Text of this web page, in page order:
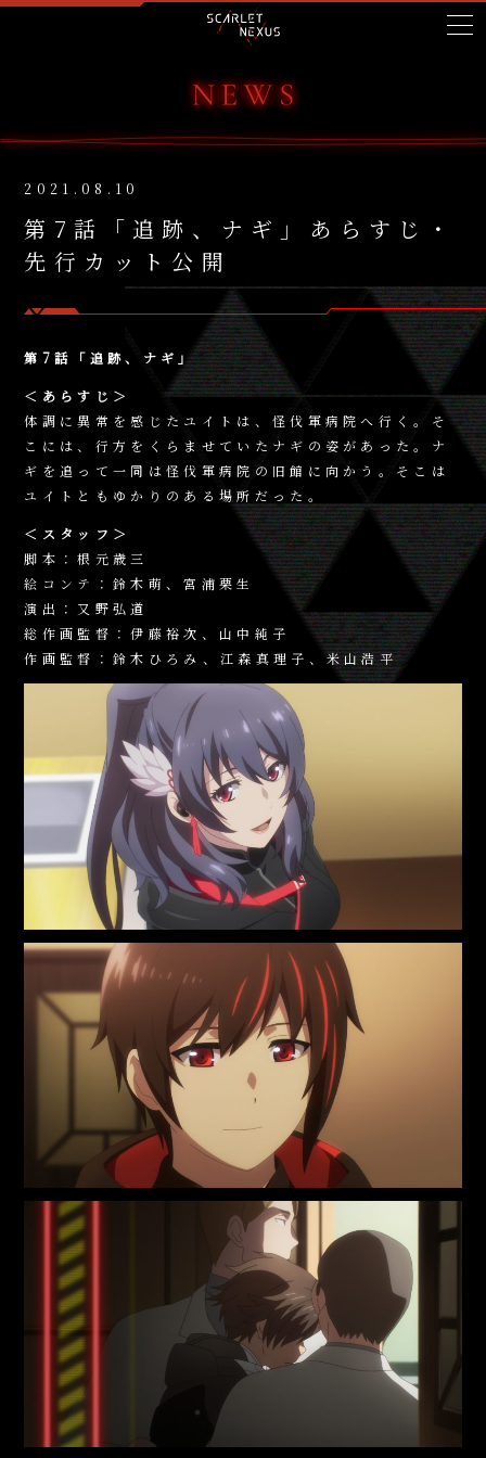
2021.08.10
第7話「追跡、ナギ」あらすじ・
先行カット公開
第7話「追跡、ナギ」
＜あらすじ＞
体調に異常を感じたユイトは、怪伐軍病院へ行く。そ
こには、行方をくらませていたナギの姿があった。ナ
ギを追って一同は怪伐軍病院の旧館に向かう。そこは
ユイトともゆかりのある場所だった。
＜スタッフ＞
脚本：根元歳三
絵コンテ：鈴木萌、宮浦栗生
演出：又野弘道
総作画監督：伊藤裕次、山中純子
作画監督：鈴木ひろみ、江森真理子、米山浩平